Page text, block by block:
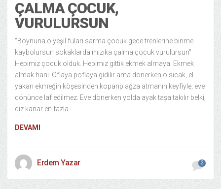
ÇALMA ÇOCUK,
VURULURSUN
“Boynuna o yeşil fuları sarma çocuk gece trenlerine binme
kaybolursun sokaklarda mızıka çalma çocuk vurulursun”
Hepimiz çocuk olduk. Hepimiz gittik ekmek almaya. Ekmek
almak hani. Oflaya poflaya gidilir ama dönerken o sıcak, el
yakan ekmeğin köşesinden koparıp ağza atmanın keyfiyle, eve
dönünce laf edilmez. Eve dönerken yolda ayak taşa takılır belki,
diz kanar en fazla.
DEVAMI
Erdem Yazar 2